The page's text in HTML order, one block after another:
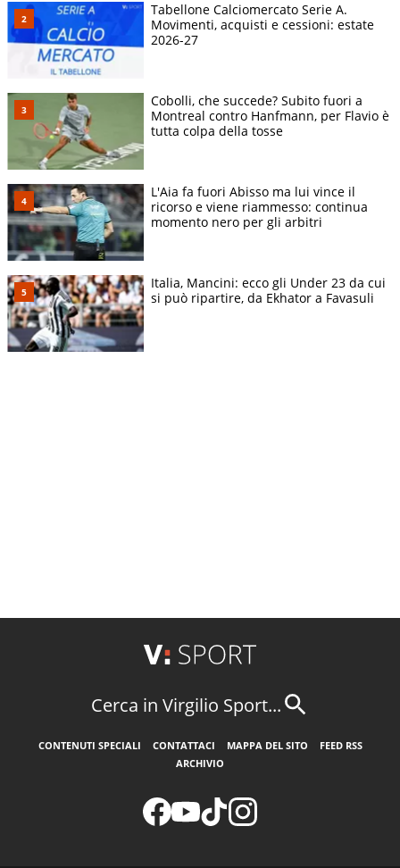
Tabellone Calciomercato Serie A.
Movimenti, acquisti e cessioni: estate
2026-27
Cobolli, che succede? Subito fuori a
Montreal contro Hanfmann, per Flavio è
tutta colpa della tosse
L'Aia fa fuori Abisso ma lui vince il
ricorso e viene riammesso: continua
momento nero per gli arbitri
Italia, Mancini: ecco gli Under 23 da cui
si può ripartire, da Ekhator a Favasuli
Cerca in Virgilio Sport...
CONTENUTI SPECIALI CONTATTACI MAPPA DEL SITO
FEED RSS
ARCHIVIO